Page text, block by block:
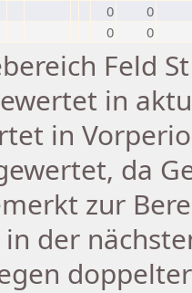
0
0
0 0
Feld
in
in
da
zur
der